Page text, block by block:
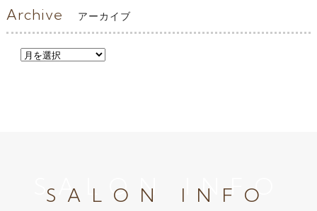
Archive アーカイブ
SALON INFO
SALON INFO